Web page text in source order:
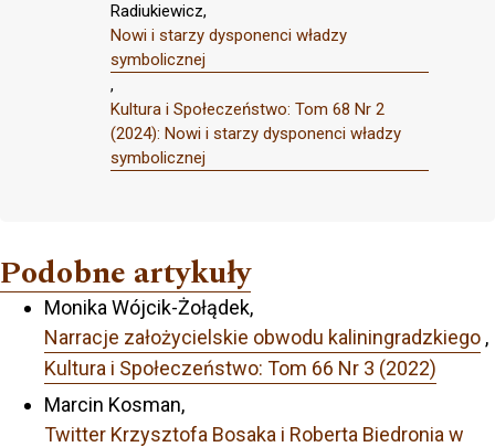
Radiukiewicz,
Nowi i starzy dysponenci władzy
symbolicznej
,
Kultura i Społeczeństwo: Tom 68 Nr 2
(2024): Nowi i starzy dysponenci władzy
symbolicznej
Podobne artykuły
Monika Wójcik-Żołądek,
Narracje założycielskie obwodu kaliningradzkiego ,
Kultura i Społeczeństwo: Tom 66 Nr 3 (2022)
Marcin Kosman,
Twitter Krzysztofa Bosaka i Roberta Biedronia w